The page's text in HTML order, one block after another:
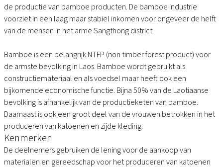
de productie van bamboe producten. De bamboe industrie
voorziet in een laag maar stabiel inkomen voor ongeveer de helft
van de mensen in het arme Sangthong district.
Bamboe is een belangrijk NTFP (non timber forest product) voor
de armste bevolking in Laos. Bamboe wordt gebruikt als
constructiemateriaal en als voedsel maar heeft ook een
bijkomende economische functie. Bijna 50% van de Laotiaanse
bevolking is afhankelijk van de productieketen van bamboe.
Daarnaast is ook een groot deel van de vrouwen betrokken in het
produceren van katoenen en zijde kleding.
Kenmerken
De deelnemers gebruiken de lening voor de aankoop van
materialen en gereedschap voor het produceren van katoenen